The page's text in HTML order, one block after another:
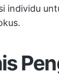
individu